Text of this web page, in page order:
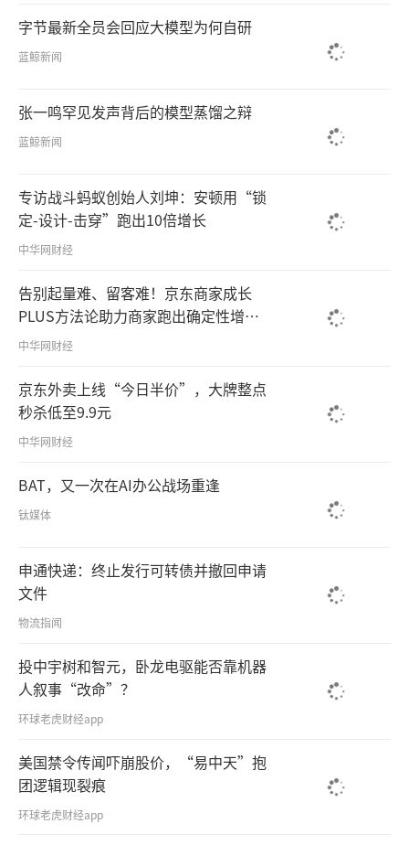
字节最新全员会回应大模型为何自研
蓝鲸新闻
张一鸣罕见发声背后的模型蒸馏之辩
蓝鲸新闻
专访战斗蚂蚁创始人刘坤：安顿用“锁
定-设计-击穿”跑出10倍增长
中华网财经
告别起量难、留客难！京东商家成长
PLUS方法论助力商家跑出确定性增长
路径
中华网财经
京东外卖上线“今日半价”，大牌整点
秒杀低至9.9元
中华网财经
BAT，又一次在AI办公战场重逢
钛媒体
申通快递：终止发行可转债并撤回申请
文件
物流指闻
投中宇树和智元，卧龙电驱能否靠机器
人叙事“改命”？
环球老虎财经app
美国禁令传闻吓崩股价，“易中天”抱
团逻辑现裂痕
环球老虎财经app